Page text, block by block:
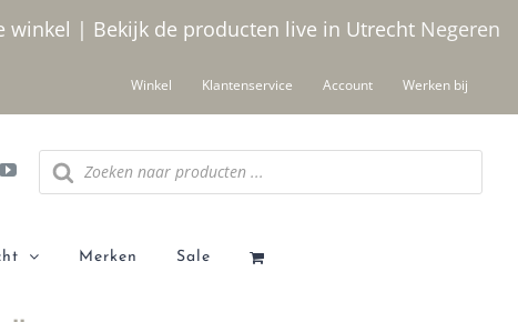
winkel | Bekijk de producten live in Utrecht Negeren
Winkel Klantenservice Account Werken bij
Producten
zoeken
Merken Sale